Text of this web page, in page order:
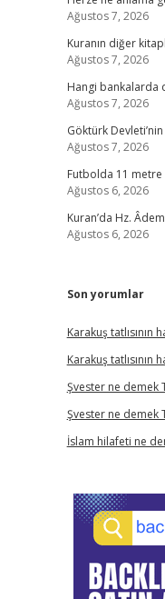
Ağustos 7, 2026
Kuranın diğer
Ağustos 7, 2026
Hangi bankalarda
Ağustos 7, 2026
Göktürk
Ağustos 7, 2026
Futbolda 11 metre
Ağustos 6, 2026
Kuran’da Hz.
Ağustos 6, 2026
Son yorumlar
Karakuş tatlısının
Karakuş tatlısının
Şvester ne demek
Şvester ne demek
İslam hilafeti ne